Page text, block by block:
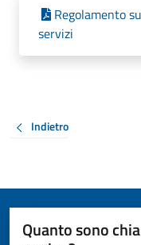
Regolamento
servizi
Indietro
Quanto sono